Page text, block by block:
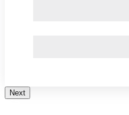
Next